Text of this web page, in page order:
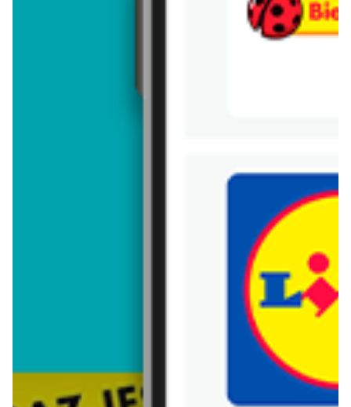
Trafiłeś na nieaktualną gazetkę
Zobacz aktualne gazetki Blix!